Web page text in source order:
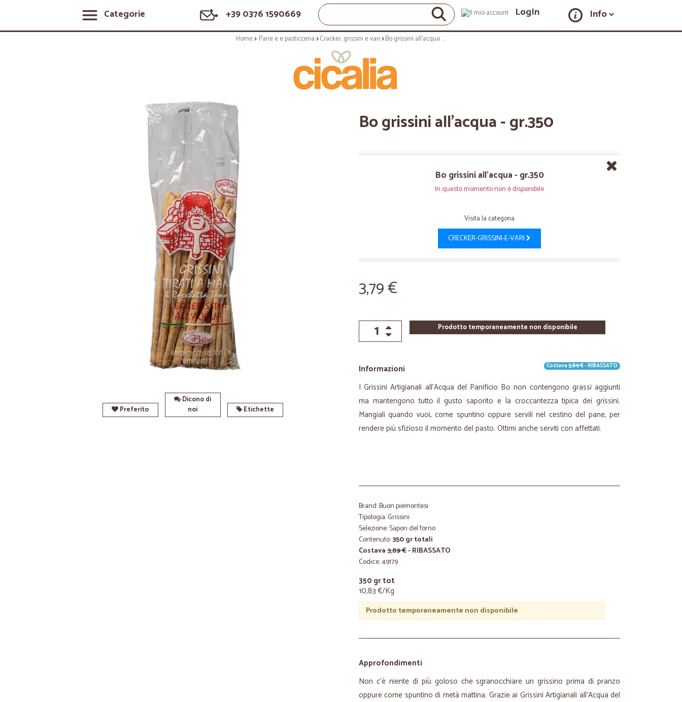
Categorie +39 0376 1590669 LogIn Info
Home Pane e e pasticceria Cracker, grissini e vari Bo grissini all'acqua - gr.350
Preferito
Dicono di
noi
Etichette
Bo grissini all'acqua - gr.350
Bo grissini all'acqua - gr.350
In questo momento non è disponibile
Visita la categoria
CRECKER-GRISSINI-E-VARI
3,79 €
Prodotto temporaneamente non disponibile
Informazioni Costava3,89 €- RIBASSATO
I Grissini Artigianali all'Acqua del Panificio Bo non contengono grassi aggiunti
ma mantengono tutto il gusto saporito e la croccantezza tipica dei grissini.
Mangiali quando vuoi, come spuntino oppure servili nel cestino del pane, per
rendere più sfizioso il momento del pasto. Ottimi anche serviti con affettati.
Brand: Buon piemontesi
Tipologia: Grissini
Selezione: Sapori del forno
Contenuto:350 gr totali
Costava3,89 €- RIBASSATO
Codice: 49179
350 gr tot
10,83 €/Kg
Prodotto temporaneamente non disponibile
Approfondimenti
Non c'è niente di più goloso che sgranocchiare un grissino prima di pranzo
oppure come spuntino di metà mattina. Grazie ai Grissini Artigianali all'Acqua del